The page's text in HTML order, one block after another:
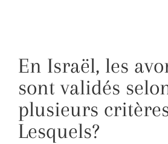
En Israël, les
sont validés
plusieurs
Lesquels?